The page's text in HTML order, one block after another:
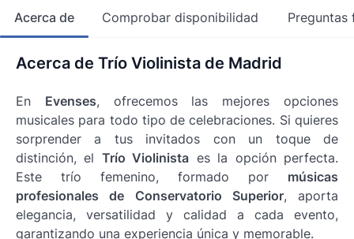
Acerca de Comprobar disponibilidad Preguntas
Acerca de Trío Violinista de Madrid
En Evenses, ofrecemos las mejores opciones
musicales para todo tipo de celebraciones. Si quieres
sorprender a tus invitados con un toque de
distinción, el Trío Violinista es la opción perfecta.
Este trío femenino, formado por músicas
profesionales de Conservatorio Superior, aporta
elegancia, versatilidad y calidad a cada evento,
garantizando una experiencia única y memorable.